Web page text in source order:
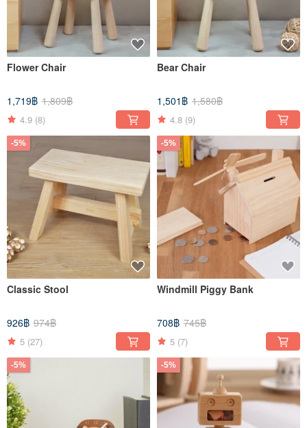
Flower Chair
1,719฿ 1,809฿
4.9 (8)
Bear Chair
1,501฿ 1,580฿
4.8 (9)
-5%
Classic Stool
926฿ 974฿
5 (27)
-5%
Windmill Piggy Bank
708฿ 745฿
5 (7)
-5% -5%